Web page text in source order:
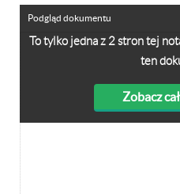
To tylko jedna z 2 stron tej
ten
Zobacz
Podgląd dokumentu